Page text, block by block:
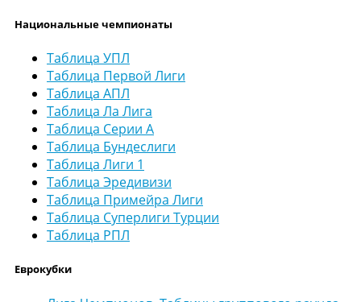
Национальные чемпионаты
Таблица УПЛ
Таблица Первой Лиги
Таблица АПЛ
Таблица Ла Лига
Таблица Серии А
Таблица Бундеслиги
Таблица Лиги 1
Таблица Эредивизи
Таблица Примейра Лиги
Таблица Суперлиги Турции
Таблица РПЛ
Еврокубки